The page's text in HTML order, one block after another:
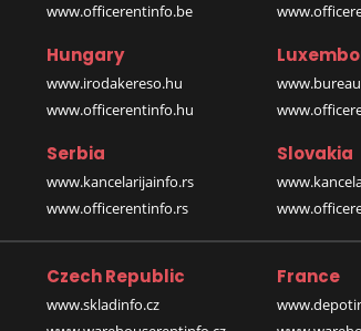
www.officerentinfo.be
Hungary
www.irodakereso.hu
www.officerentinfo.hu
Serbia
www.kancelarijainfo.rs
www.officerentinfo.rs
Slovakia
Czech Republic
www.skladinfo.cz
France